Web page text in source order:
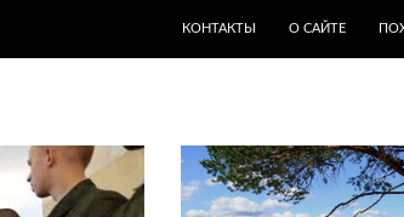
КОНТАКТЫ О САЙТЕ